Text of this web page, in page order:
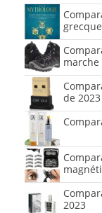
marche
de 2023
2023